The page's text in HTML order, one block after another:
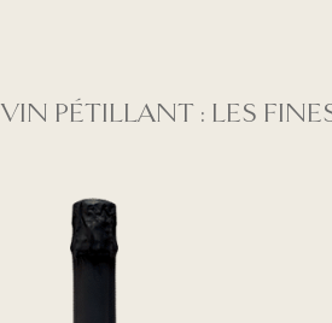
VIN PÉTILLANT : LES